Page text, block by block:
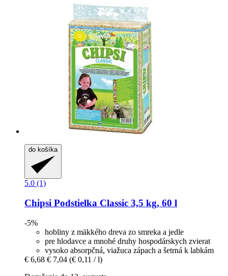
do košíka
5.0 (1)
Chipsi Podstielka Classic 3,5 kg, 60 l
-5%
hobliny z mäkkého dreva zo smreka a jedle
pre hlodavce a mnohé druhy hospodárskych zvierat
vysoko absorpčná, viažuca zápach a šetrná k labkám
€ 6,68 € 7,04 (€ 0,11 / l)